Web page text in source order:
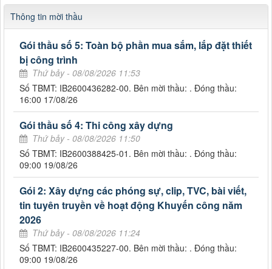
Thông tin mời thầu
Gói thầu số 5: Toàn bộ phần mua sắm, lắp đặt thiết
bị công trình
Thứ bảy - 08/08/2026 11:53
Số TBMT: IB2600436282-00. Bên mời thầu: . Đóng thầu:
16:00 17/08/26
Gói thầu số 4: Thi công xây dựng
Thứ bảy - 08/08/2026 11:50
Số TBMT: IB2600388425-01. Bên mời thầu: . Đóng thầu:
09:00 19/08/26
Gói 2: Xây dựng các phóng sự, clip, TVC, bài viết,
tin tuyên truyền về hoạt động Khuyến công năm
2026
Thứ bảy - 08/08/2026 11:24
Số TBMT: IB2600435227-00. Bên mời thầu: . Đóng thầu:
09:00 19/08/26